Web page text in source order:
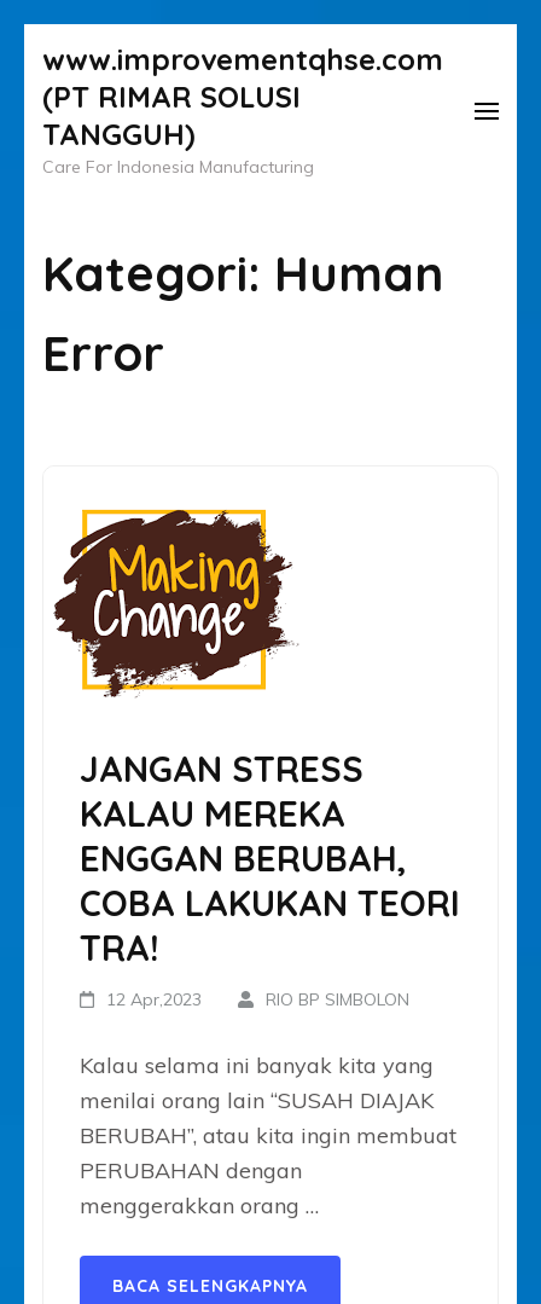
ke
konten
(Tekan
Enter)
www.improvementqhse.com
(PT RIMAR SOLUSI
TANGGUH)
Care For Indonesia Manufacturing
Kategori: Human
Error
JANGAN STRESS
KALAU MEREKA
ENGGAN BERUBAH,
COBA LAKUKAN TEORI
TRA!
12 Apr,2023 RIO BP SIMBOLON
Kalau selama ini banyak kita yang
menilai orang lain “SUSAH DIAJAK
BERUBAH”, atau kita ingin membuat
PERUBAHAN dengan
menggerakkan orang …
BACA SELENGKAPNYA